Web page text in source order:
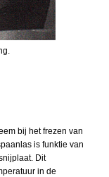
bij het frezen van
is funktie van
Dit
in de